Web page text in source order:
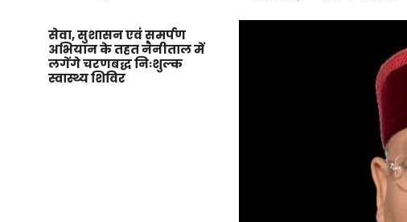
सेवा, सुशासन एवं समर्पण
अभियान के तहत नैनीताल में
लगेंगे चरणबद्ध निःशुल्क
स्वास्थ्य शिविर